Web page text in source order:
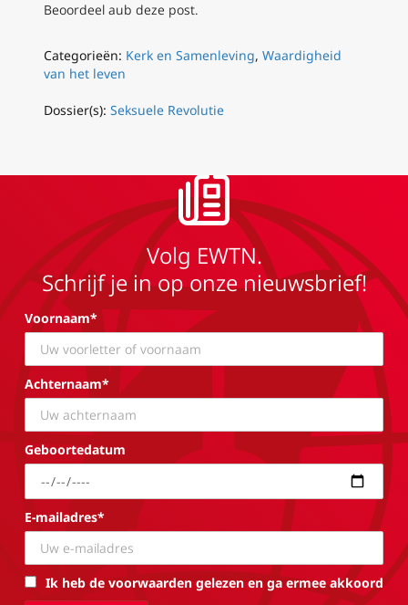
Beoordeel aub deze post.
Categorieën: Kerk en Samenleving, Waardigheid
van het leven
Dossier(s): Seksuele Revolutie
Volg EWTN.
Schrijf je in op onze nieuwsbrief!
Voornaam*
Achternaam*
Geboortedatum
E-mailadres*
Ik heb de voorwaarden gelezen en ga ermee akkoord